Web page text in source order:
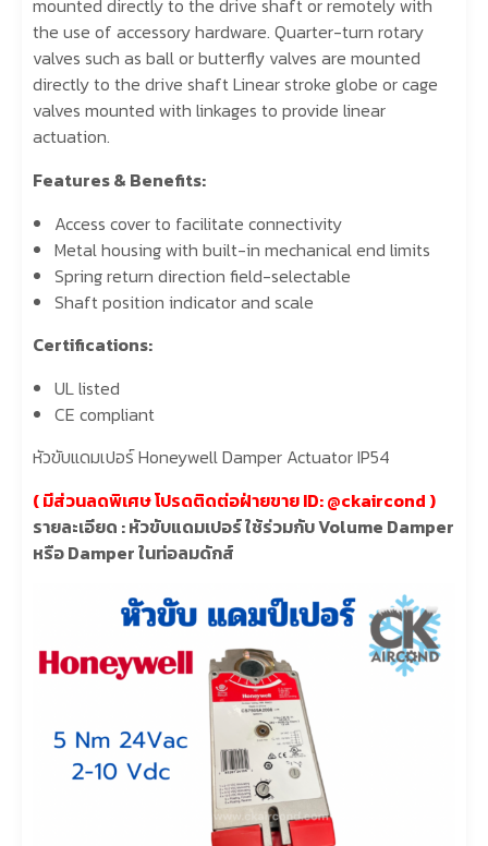
the use of accessory hardware. Quarter-turn rotary
valves such as ball or butterfly valves are mounted
directly to the drive shaft Linear stroke globe or cage
valves mounted with linkages to provide linear
actuation.
Features & Benefits:
Access cover to facilitate connectivity
Metal housing with built-in mechanical end limits
Spring return direction field-selectable
Shaft position indicator and scale
Certifications:
UL listed
CE compliant
หัวขับแดมเปอร์ Honeywell Damper Actuator IP54
( มีส่วนลดพิเศษ โปรดติดต่อฝ่ายขาย ID: @ckaircond )
รายละเอียด : หัวขับแดมเปอร์ ใช้ร่วมกับ Volume Damper
หรือ Damper ในท่อลมดักส์